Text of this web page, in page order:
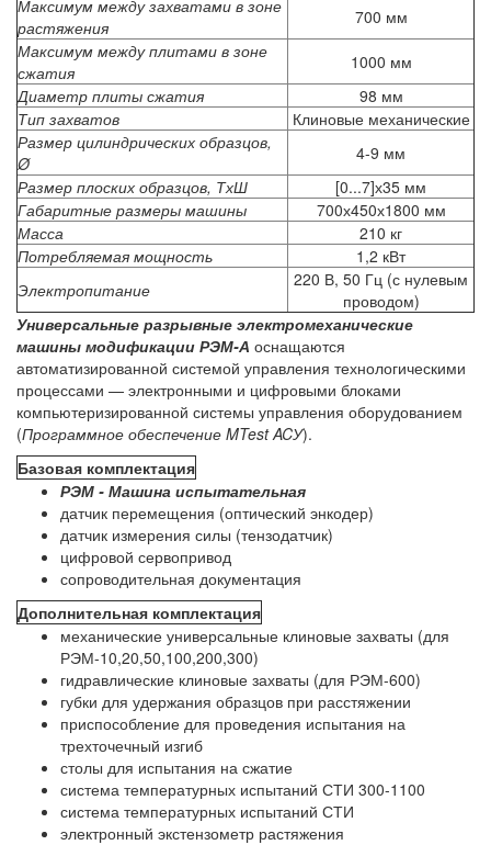
Максимум между захватами в зоне
растяжения
700 мм
Максимум между плитами в зоне
сжатия
1000 мм
Диаметр плиты сжатия
98 мм
Тип захватов
Клиновые механические
Размер цилиндрических образцов,
Ø
4-9 мм
Размер плоских образцов, ТхШ
[0...7]х35 мм
Габаритные размеры машины
700х450х1800 мм
Масса
210 кг
Потребляемая мощность
1,2 кВт
Электропитание
220 В, 50 Гц (с нулевым
проводом)
Универсальные разрывные электромеханические
машины модификации РЭМ-А оснащаются
автоматизированной системой управления технологическими
процессами — электронными и цифровыми блоками
компьютеризированной системы управления оборудованием
(Программное обеспечение MTest ACУ).
Базовая комплектация
РЭМ - Машина испытательная
датчик перемещения (оптический энкодер)
датчик измерения силы (тензодатчик)
цифровой сервопривод
сопроводительная документация
Дополнительная комплектация
механические универсальные клиновые захваты (для
РЭМ-10,20,50,100,200,300)
гидравлические клиновые захваты (для РЭМ-600)
губки для удержания образцов при расстяжении
приспособление для проведения испытания на
трехточечный изгиб
столы для испытания на сжатие
система температурных испытаний СТИ 300-1100
система температурных испытаний СТИ
электронный экстензометр растяжения